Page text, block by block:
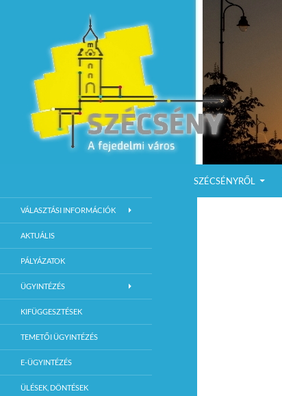
SZÉCSÉNYRŐL
Szécsény Város Hivatalos Weboldala
VÁLASZTÁSI INFORMÁCIÓK
AKTUÁLIS
PÁLYÁZATOK
ÜGYINTÉZÉS
KIFÜGGESZTÉSEK
TEMETŐI ÜGYINTÉZÉS
E-ÜGYINTÉZÉS
ÜLÉSEK, DÖNTÉSEK